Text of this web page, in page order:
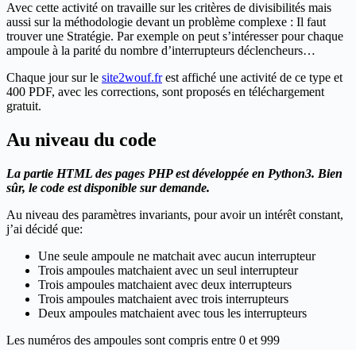
Avec cette activité on travaille sur les critères de divisibilités mais
aussi sur la méthodologie devant un problème complexe : Il faut
trouver une Stratégie. Par exemple on peut s’intéresser pour chaque
ampoule à la parité du nombre d’interrupteurs déclencheurs…
Chaque jour sur le site2wouf.frest affiché une activité de ce type et
400 PDF, avec les corrections, sont proposés en téléchargement
gratuit.
Au niveau du code
La partie HTML des pages PHP est développée en Python3. Bien
sûr, le code est disponible sur demande.
Au niveau des paramètres invariants, pour avoir un intérêt constant,
j’ai décidé que:
Une seule ampoule ne matchait avec aucun interrupteur
Trois ampoules matchaient avec un seul interrupteur
Trois ampoules matchaient avec deux interrupteurs
Trois ampoules matchaient avec trois interrupteurs
Deux ampoules matchaient avec tous les interrupteurs
Les numéros des ampoules sont compris entre 0 et 999